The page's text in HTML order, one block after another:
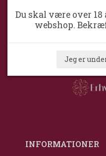
Cvr. nr. 2723 4720
INFORMATIONER
Du skal være over
webshop.
Jeg er